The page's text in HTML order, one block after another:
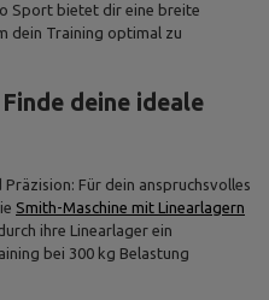
Sport bietet dir eine breite
dein Training optimal zu
deine ideale
Für dein anspruchsvolles
Smith-Maschine mit Linearlagern
ihre Linearlager ein
bei 300 kg Belastung